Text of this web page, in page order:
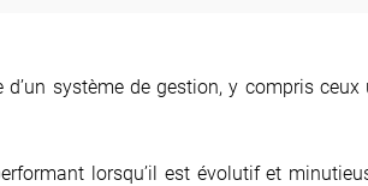
système de gestion, y compris ceux
lorsqu’il est évolutif et